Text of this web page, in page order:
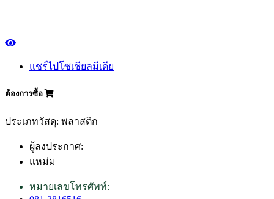
แชร์ไปโซเชียลมีเดีย
ต้องการซื้อ
ประเภทวัสดุ: พลาสติก
ผู้ลงประกาศ:
แหม่ม
หมายเลขโทรศัพท์: